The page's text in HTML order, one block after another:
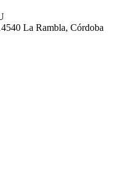
La Rambla, Córdoba